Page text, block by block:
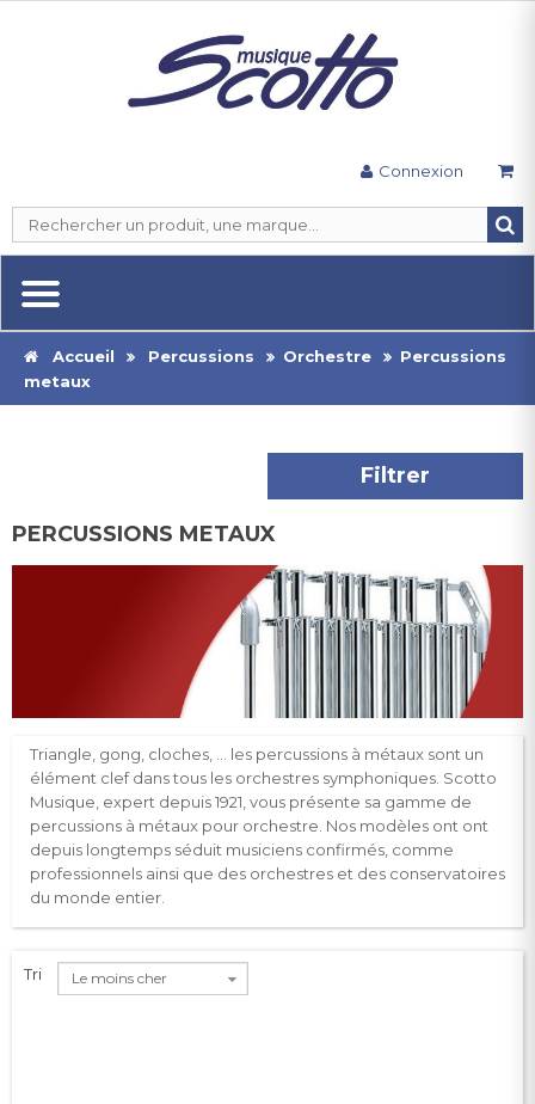
Connexion
Accueil Percussions Orchestre
Percussions
metaux
Filtrer
PERCUSSIONS METAUX
Triangle, gong, cloches, … les percussions à métaux sont un
élément clef dans tous les orchestres symphoniques. Scotto
Musique, expert depuis 1921, vous présente sa gamme de
percussions à métaux pour orchestre. Nos modèles ont ont
depuis longtemps séduit musiciens confirmés, comme
professionnels ainsi que des orchestres et des conservatoires
du monde entier.
Tri Le moins cher